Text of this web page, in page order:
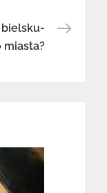
bielsku-
miasta?